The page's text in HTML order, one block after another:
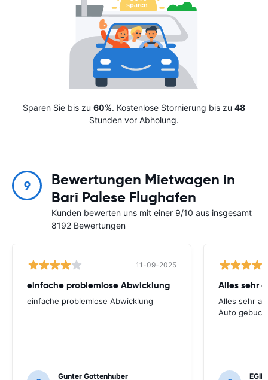
Sparen Sie bis zu 60%. Kostenlose Stornierung bis zu 48
Stunden vor Abholung.
9
Bewertungen Mietwagen in
Bari Palese Flughafen
Kunden bewerten uns mit einer 9/10 aus insgesamt
8192 Bewertungen
11-09-2025
einfache problemlose Abwicklung
einfache problemlose Abwicklung
Gunter Gottenhuber
Alles sehr
Alles sehr
Auto